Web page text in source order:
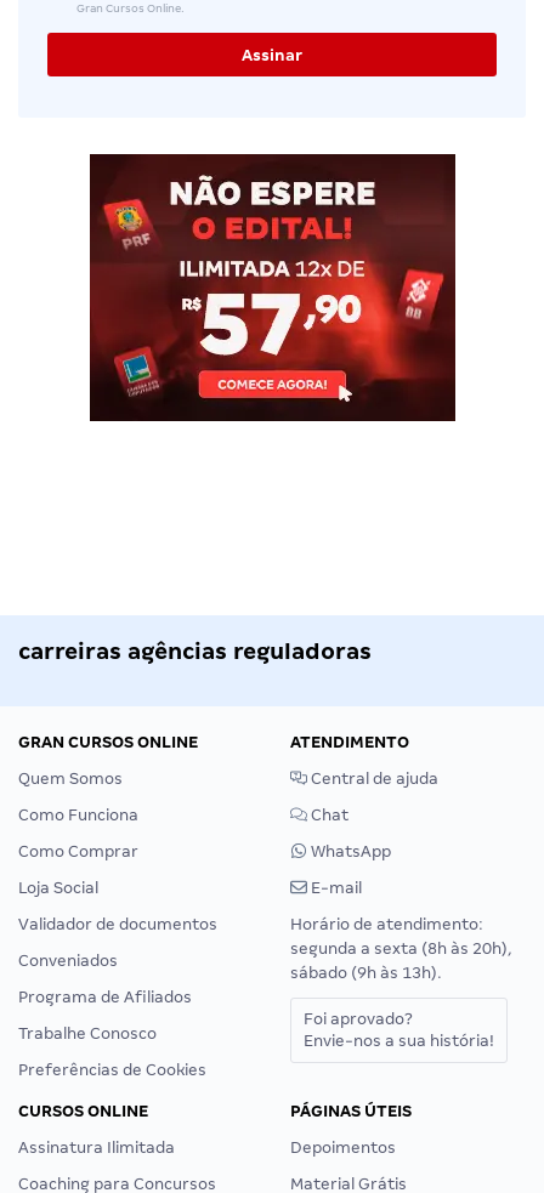
Gran Cursos Online.
carreiras agências reguladoras
GRAN CURSOS ONLINE
Quem Somos
Como Funciona
Como Comprar
Loja Social
Validador de documentos
Conveniados
Programa de Afiliados
Trabalhe Conosco
Preferências de Cookies
ATENDIMENTO
Central de ajuda
Chat
WhatsApp
E-mail
Horário de atendimento:
segunda a sexta (8h às 20h),
sábado (9h às 13h).
Foi aprovado?
Envie-nos a sua história!
CURSOS ONLINE
Assinatura Ilimitada
Coaching para Concursos
PÁGINAS ÚTEIS
Depoimentos
Material Grátis